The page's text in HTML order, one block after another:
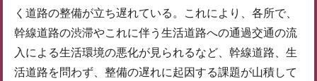
く道路の整備が立ち遅れている。これにより、各所で、
幹線道路の渋滞やこれに伴う生活道路への通過交通の流
入による生活環境の悪化が見られるなど、幹線道路、生
活道路を問わず、整備の遅れに起因する課題が山積して